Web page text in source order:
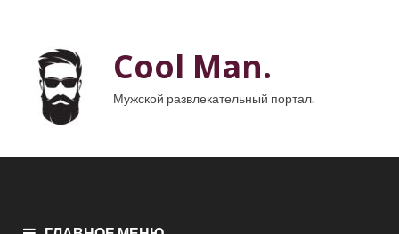
Cool Man.
Мужской развлекательный портал.